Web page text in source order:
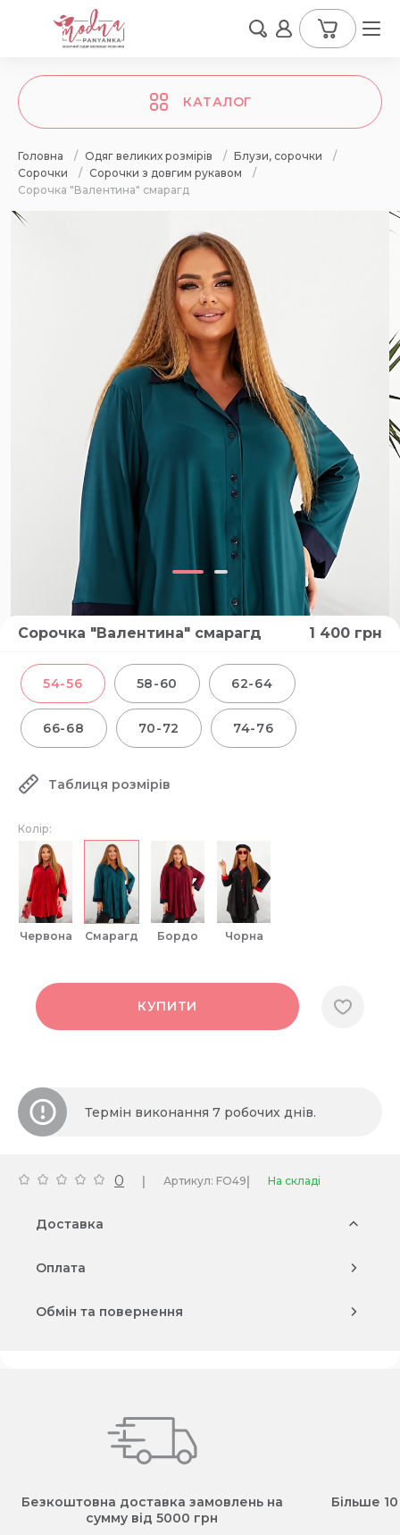
КАТАЛОГ
Головна / Одяг великих розмірів / Блузи, сорочки
/
Сорочки
/ Сорочки з довгим рукавом
/
Сорочка "Валентина" смарагд
Сорочка "Валентина" смарагд 1 400 грн
54-56 58-60 62-64
66-68 70-72 74-76
Таблиця розмірів
Колір:
червона смарагд бордо чорна
КУПИТИ
Термін виконання 7 робочих днів.
0 | Артикул: FO49| На складі
Доставка
Оплата
Обмін та повернення
Безкоштовна доставка замовлень на
сумму від 5000 грн
Більше